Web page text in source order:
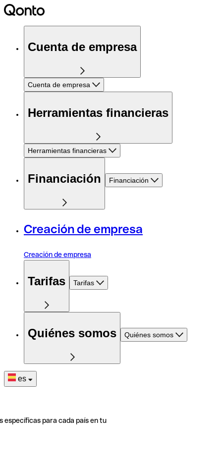
Cuenta de empresa
Cuenta de empresa
Herramientas financieras
Herramientas financieras
Financiación Financiación
Creación de empresa
Creación de empresa
Tarifas Tarifas
Quiénes somos Quiénes somos
es
específicas para cada país en tu